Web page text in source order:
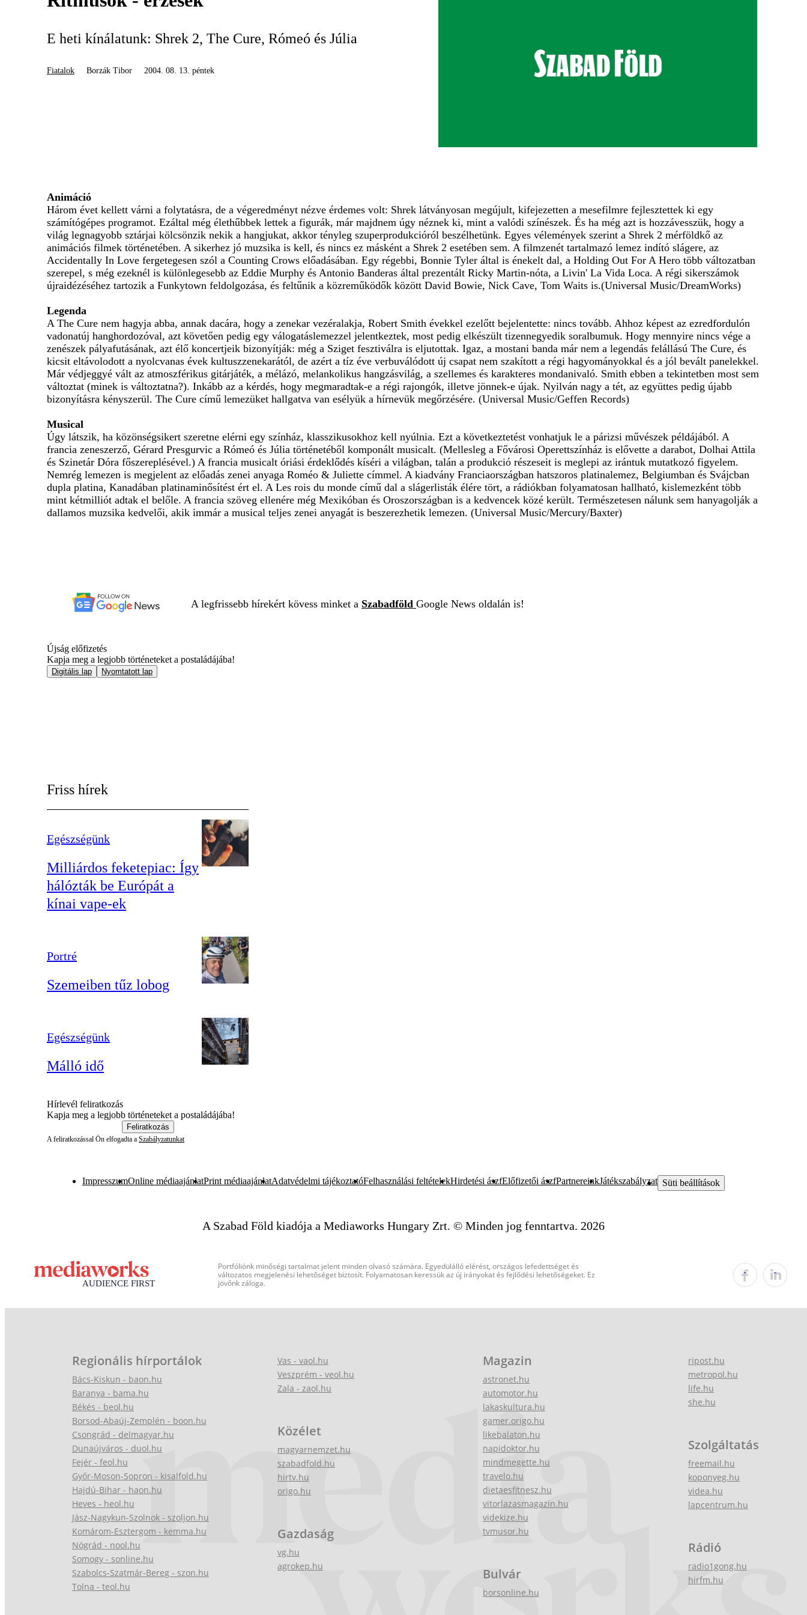
E heti kínálatunk: Shrek 2, The Cure, Rómeó és Júlia
Fiatalok Borzák Tibor 2004. 08. 13. péntek
Animáció
Három évet kellett várni a folytatásra, de a végeredményt nézve érdemes volt: Shrek látványosan megújult, kifejezetten a mesefilmre fejlesztettek ki egy
számítógépes programot. Ezáltal még élethűbbek lettek a figurák, már majdnem úgy néznek ki, mint a valódi színészek. És ha még azt is hozzávesszük, hogy a
világ legnagyobb sztárjai kölcsönzik nekik a hangjukat, akkor tényleg szuperprodukcióról beszélhetünk. Egyes vélemények szerint a Shrek 2 mérföldkő az
animációs filmek történetében. A sikerhez jó muzsika is kell, és nincs ez másként a Shrek 2 esetében sem. A filmzenét tartalmazó lemez indító slágere, az
Accidentally In Love fergetegesen szól a Counting Crows előadásában. Egy régebbi, Bonnie Tyler által is énekelt dal, a Holding Out For A Hero több változatban
szerepel, s még ezeknél is különlegesebb az Eddie Murphy és Antonio Banderas által prezentált Ricky Martin-nóta, a Livin' La Vida Loca. A régi sikerszámok
újraidézéséhez tartozik a Funkytown feldolgozása, és feltűnik a közreműködők között David Bowie, Nick Cave, Tom Waits is.(Universal Music/DreamWorks)
Legenda
A The Cure nem hagyja abba, annak dacára, hogy a zenekar vezéralakja, Robert Smith évekkel ezelőtt bejelentette: nincs tovább. Ahhoz képest az ezredfordulón
vadonatúj hanghordozóval, azt követően pedig egy válogatáslemezzel jelentkeztek, most pedig elkészült tizennegyedik soralbumuk. Hogy mennyire nincs vége a
zenészek pályafutásának, azt élő koncertjeik bizonyítják: még a Sziget fesztiválra is eljutottak. Igaz, a mostani banda már nem a legendás felállású The Cure, és
kicsit eltávolodott a nyolcvanas évek kultuszzenekarától, de azért a tíz éve verbuválódott új csapat nem szakított a régi hagyományokkal és a jól bevált panelekkel.
Már védjeggyé vált az atmoszférikus gitárjáték, a mélázó, melankolikus hangzásvilág, a szellemes és karakteres mondanivaló. Smith ebben a tekintetben most sem
változtat (minek is változtatna?). Inkább az a kérdés, hogy megmaradtak-e a régi rajongók, illetve jönnek-e újak. Nyilván nagy a tét, az együttes pedig újabb
bizonyításra kényszerül. The Cure című lemezüket hallgatva van esélyük a hírnevük megőrzésére. (Universal Music/Geffen Records)
Musical
Úgy látszik, ha közönségsikert szeretne elérni egy színház, klasszikusokhoz kell nyúlnia. Ezt a következtetést vonhatjuk le a párizsi művészek példájából. A
francia zeneszerző, Gérard Presgurvic a Rómeó és Júlia történetéből komponált musicalt. (Mellesleg a Fővárosi Operettszínház is elővette a darabot, Dolhai Attila
és Szinetár Dóra főszereplésével.) A francia musicalt óriási érdeklődés kíséri a világban, talán a produkció részeseit is meglepi az irántuk mutatkozó figyelem.
Nemrég lemezen is megjelent az előadás zenei anyaga Roméo & Juliette címmel. A kiadvány Franciaországban hatszoros platinalemez, Belgiumban és Svájcban
dupla platina, Kanadában platinaminősítést ért el. A Les rois du monde című dal a slágerlisták élére tört, a rádiókban folyamatosan hallható, kislemezként több
mint kétmilliót adtak el belőle. A francia szöveg ellenére még Mexikóban és Oroszországban is a kedvencek közé került. Természetesen nálunk sem hanyagolják a
dallamos muzsika kedvelői, akik immár a musical teljes zenei anyagát is beszerezhetik lemezen. (Universal Music/Mercury/Baxter)
A legfrissebb hírekért kövess minket a Szabadföld Google News oldalán is!
Újság előfizetés
Kapja meg a legjobb történeteket a postaládájába!
Digitális lap Nyomtatott lap
Friss hírek
Egészségünk
Milliárdos feketepiac: Így
hálózták be Európát a
kínai vape-ek
Portré
Szemeiben tűz lobog
Egészségünk
Málló idő
Hírlevél feliratkozás
Kapja meg a legjobb történeteket a postaládájába!
Feliratkozás
A feliratkozással Ön elfogadta a Szabályzatunkat
ImpresszumOnline médiaajánlatPrint médiaajánlatAdatvédelmi tájékoztatóFelhasználási feltételekHirdetési ászfElőfizetői ászfPartnereinkJátékszabályzat Süti beállítások
A Szabad Föld kiadója a Mediaworks Hungary Zrt. © Minden jog fenntartva. 2026
Portfóliónk minőségi tartalmat jelent minden olvasó számára. Egyedülálló elérést, országos lefedettséget és
változatos megjelenési lehetőséget biztosít. Folyamatosan keressük az új irányokat és fejlődési lehetőségeket. Ez
jövőnk záloga.
Regionális hírportálok
Bács-Kiskun - baon.hu
Baranya - bama.hu
Békés - beol.hu
Borsod-Abaúj-Zemplén - boon.hu
Csongrád - delmagyar.hu
Dunaújváros - duol.hu
Fejér - feol.hu
Győr-Moson-Sopron - kisalfold.hu
Hajdú-Bihar - haon.hu
Heves - heol.hu
Jász-Nagykun-Szolnok - szoljon.hu
Komárom-Esztergom - kemma.hu
Nógrád - nool.hu
Somogy - sonline.hu
Szabolcs-Szatmár-Bereg - szon.hu
Tolna - teol.hu
Vas - vaol.hu
Veszprém - veol.hu
Zala - zaol.hu
Közélet
magyarnemzet.hu
szabadfold.hu
hirtv.hu
origo.hu
Gazdaság
vg.hu
agrokep.hu
Magazin
astronet.hu
automotor.hu
lakaskultura.hu
gamer.origo.hu
likebalaton.hu
napidoktor.hu
mindmegette.hu
travelo.hu
dietaesfitnesz.hu
vitorlazasmagazin.hu
videkize.hu
tvmusor.hu
Bulvár
borsonline.hu
ripost.hu
metropol.hu
life.hu
she.hu
Szolgáltatás
freemail.hu
koponyeg.hu
videa.hu
lapcentrum.hu
Rádió
radio1gong.hu
hirfm.hu